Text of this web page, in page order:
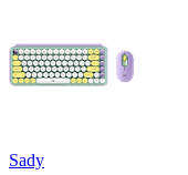
Sady